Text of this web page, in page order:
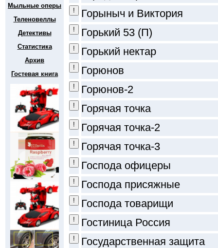
Мыльные оперы
Теленовеллы
Детективы
Статистика
Архив
Гостевая книга
Горыныч и Виктория
Горький 53 (П)
Горький нектар
Горюнов
Горюнов-2
Горячая точка
Горячая точка-2
Горячая точка-3
Господа офицеры
Господа присяжные
Господа товарищи
Гостиница Россия
Государственная защита